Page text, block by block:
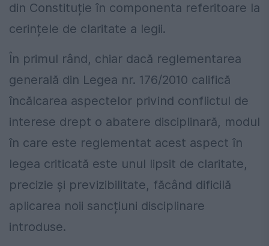
din Constituție în componenta referitoare la
cerințele de claritate a legii.
În primul rând, chiar dacă reglementarea
generală din Legea nr. 176/2010 califică
încălcarea aspectelor privind conflictul de
interese drept o abatere disciplinară, modul
în care este reglementat acest aspect în
legea criticată este unul lipsit de claritate,
precizie și previzibilitate, făcând dificilă
aplicarea noii sancțiuni disciplinare
introduse.